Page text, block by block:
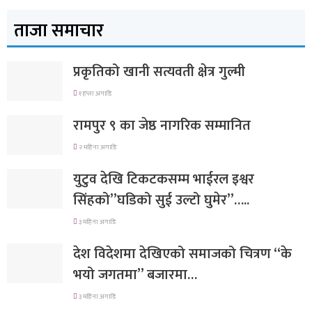
ताजा समाचार
प्रकृतिको खानी सत्यवती क्षेत्र गुल्मी
१ हप्ता अगाडि
रामपुर ९ का जेष्ठ नागरिक सम्मानित
२ महिना अगाडि
युटुव देखि टिकटकसम्म भाईरल इश्वर
सिंहको”घडिको सुई उल्टो घुमेर”…..
३ महिना अगाडि
देश विदेशमा देखिएको समाजको चित्रण “के
भयो जगतमा” बजारमा…
३ महिना अगाडि